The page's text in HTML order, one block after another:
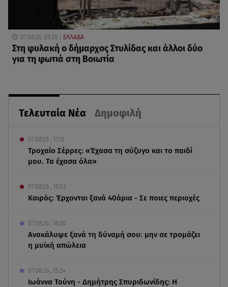
Τελευταία Νέα Δημοφιλή
07.08.26 , 17:13
Τροχαίο Σέρρες: «Έχασα τη σύζυγο και το παιδί
μου. Τα έχασα όλα»
07.08.26 , 16:03
Καιρός: Έρχονται ξανά 40άρια - Σε ποιες περιοχές
07.08.26 , 16:00
Ανακάλυψε ξανά τη δύναμή σου: μην σε τρομάζει
η μυϊκή απώλεια
07.08.26 , 15:24
Ιωάννα Τούνη - Δημήτρης Σπυριδωνίδης: Η
07.08.26, 09:38 ΕΛΛΑΔΑ
Στη φυλακή ο δήμαρχος Στυλίδας και άλλοι δύο
για τη φωτιά στη Βοιωτία